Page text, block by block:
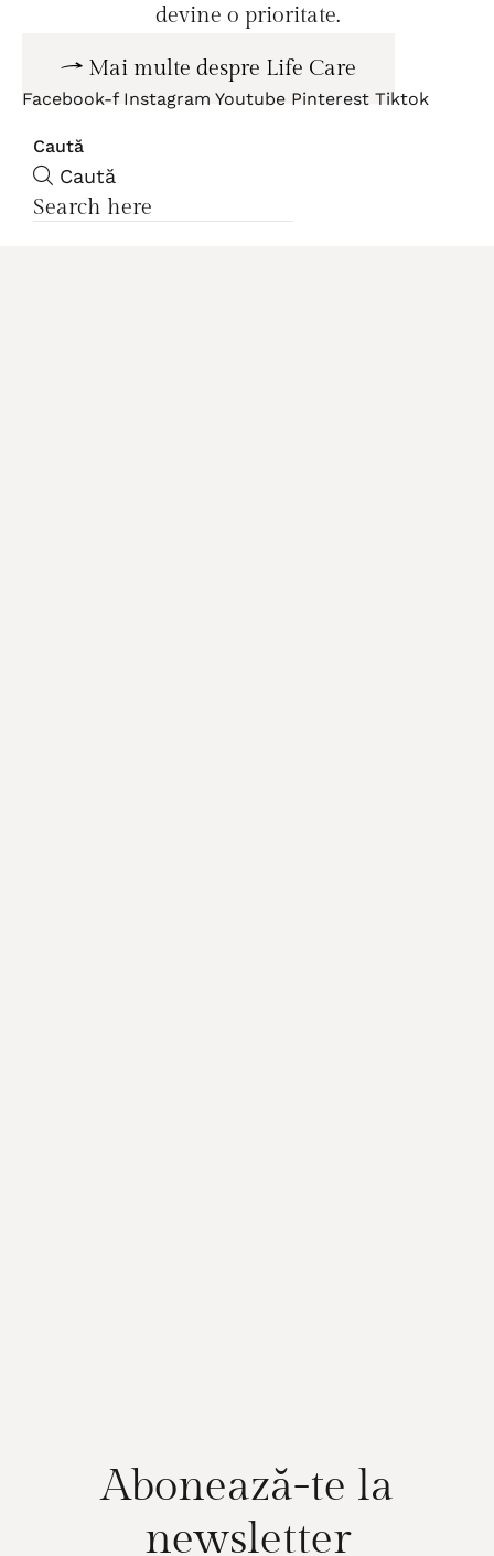
devine o prioritate.
Mai multe despre Life Care
Facebook-f Instagram Youtube Pinterest Tiktok
Caută
Caută
Abonează-te la
newsletter